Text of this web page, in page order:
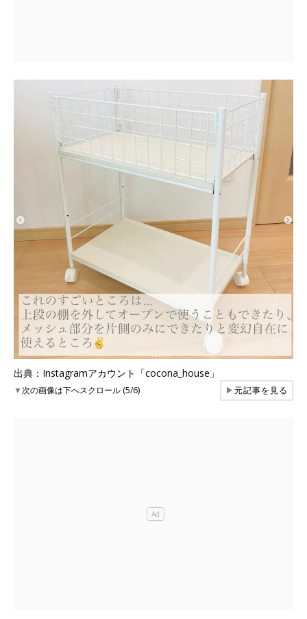
出典：Instagramアカウント「cocona_house」
▼次の画像は下へスクロール (5/6) ▶元記事を見る